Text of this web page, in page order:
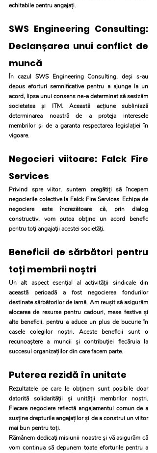
echitabile pentru angajați.
SWS Engineering Consulting:
Declanșarea unui conflict de
muncă
În cazul SWS Engineering Consulting, deși s-au
depus eforturi semnificative pentru a ajunge la un
acord, lipsa unui consens ne-a determinat să sesizăm
societatea și ITM. Această acțiune subliniază
determinarea noastră de a proteja interesele
membrilor și de a garanta respectarea legislației în
vigoare.
Negocieri viitoare: Falck Fire
Services
Privind spre viitor, suntem pregătiți să începem
negocierile colective la Falck Fire Services. Echipa de
negociere este încrezătoare că, prin dialog
constructiv, vom putea obține un acord benefic
pentru toți angajații acestei societăți.
Beneficii de sărbători pentru
toți membrii noștri
Un alt aspect esențial al activității sindicale din
această perioadă a fost negocierea fondurilor
destinate sărbătorilor de iarnă. Am reușit să asigurăm
alocarea de resurse pentru cadouri, mese festive și
alte beneficii, pentru a aduce un plus de bucurie în
casele colegilor noștri. Aceste beneficii sunt o
recunoaștere a muncii și contribuției fiecăruia la
succesul organizațiilor din care facem parte.
Puterea rezidă în unitate
Rezultatele pe care le obținem sunt posibile doar
datorită solidarității și unității membrilor noștri.
Fiecare negociere reflectă angajamentul comun de a
susține drepturile angajaților și de a construi un viitor
mai bun pentru toți.
Rămânem dedicați misiunii noastre și vă asigurăm că
vom continua să depunem toate eforturile pentru a